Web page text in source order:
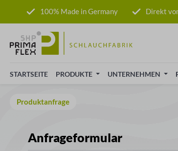
Hauptinhalt springen
Zur Suche springen
Zur Hauptnavigation springen
100% Made in Germany Direkt
STARTSEITE PRODUKTE UNTERNEHMEN
Produktanfrage
Anfrageformular